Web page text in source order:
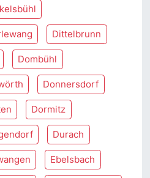
Dittelbrunn
Dombühl
Donnersdorf
Dormitz
Durach
Ebelsbach